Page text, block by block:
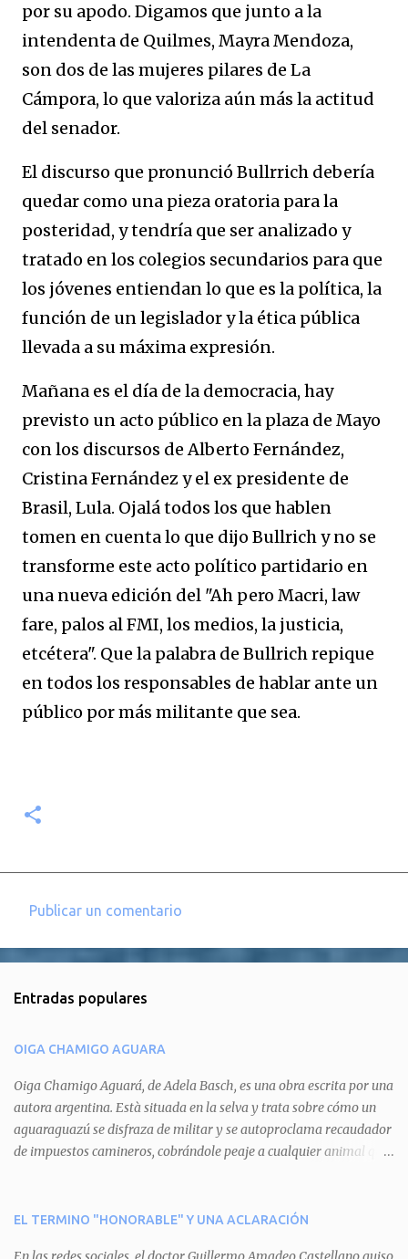
por su apodo. Digamos que junto a la
intendenta de Quilmes, Mayra Mendoza,
son dos de las mujeres pilares de La
Cámpora, lo que valoriza aún más la actitud
del senador.
El discurso que pronunció Bullrrich debería
quedar como una pieza oratoria para la
posteridad, y tendría que ser analizado y
tratado en los colegios secundarios para que
los jóvenes entiendan lo que es la política, la
función de un legislador y la ética pública
llevada a su máxima expresión.
Mañana es el día de la democracia, hay
previsto un acto público en la plaza de Mayo
con los discursos de Alberto Fernández,
Cristina Fernández y el ex presidente de
Brasil, Lula. Ojalá todos los que hablen
tomen en cuenta lo que dijo Bullrich y no se
transforme este acto político partidario en
una nueva edición del "Ah pero Macri, law
fare, palos al FMI, los medios, la justicia,
etcétera". Que la palabra de Bullrich repique
en todos los responsables de hablar ante un
público por más militante que sea.
e
t
a
r
i
o
Publicar un comentario
Entradas populares
OIGA CHAMIGO AGUARA
Oiga Chamigo Aguará, de Adela Basch, es una obra escrita por una
autora argentina. Està situada en la selva y trata sobre cómo un
aguaraguazú se disfraza de militar y se autoproclama recaudador
de impuestos camineros, cobrándole peaje a cualquier animal que
aguará le provoca. De igual manera pasa con Tatú, el armadillo.
EL TERMINO "HONORABLE" Y UNA ACLARACIÓN